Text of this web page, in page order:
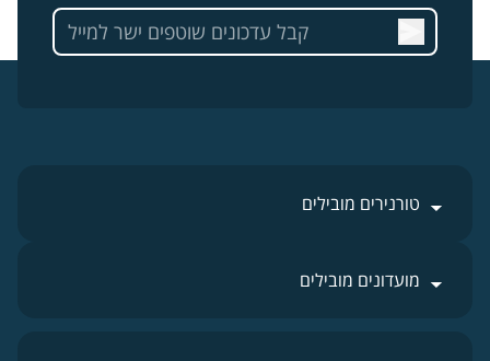
טורנירים מובילים
מועדונים מובילים